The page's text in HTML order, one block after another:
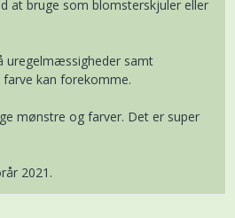
at bruge som blomsterskjuler eller
uregelmæssigheder samt
kan forekomme.
mønstre og farver. Det er super
2021.